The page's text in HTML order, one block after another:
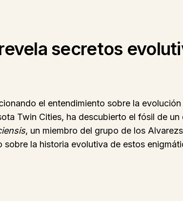
secretos
el entendimiento sobre la
Twin Cities, ha descubierto el fósil de
, un miembro del grupo de los
la historia evolutiva de estos